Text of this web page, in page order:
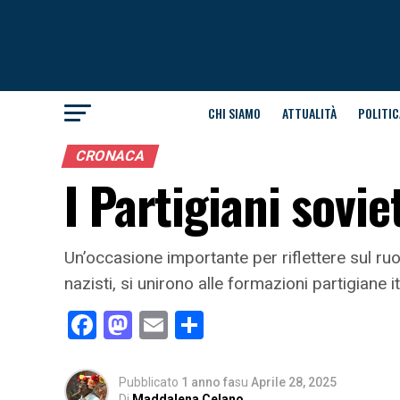
CHI SIAMO ATTUALITÀ
CRONACA
I Partigiani
Un’occasione importante per riflettere sul
nazisti, si unirono alle formazioni partigiane
Facebook
Mastodon
Email
Pubblicato 1 anno fasu Aprile 28, 2025